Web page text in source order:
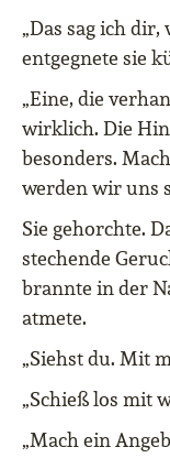
„Das sag ich dir,
entgegnete sie
„Eine, die
wirklich. Die
besonders.
werden wir uns
Sie gehorchte.
stechende
brannte in der
atmete.
„Siehst du. Mit
„Schieß los mit
„Mach ein